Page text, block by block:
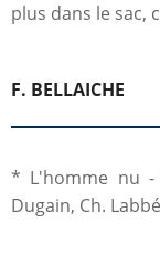
plus dans le sac,
F. BELLAICHE
* L'homme nu -
Dugain, Ch.